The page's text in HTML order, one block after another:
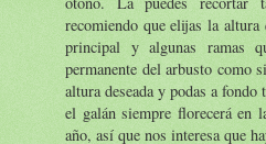
recomiendo que elijas la
principal y algunas ramas
permanente del arbusto como
altura deseada y podas a fondo
el galán siempre florecerá en
año, así que nos interesa que